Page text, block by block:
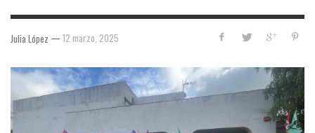
Julia López — 12 marzo, 2025